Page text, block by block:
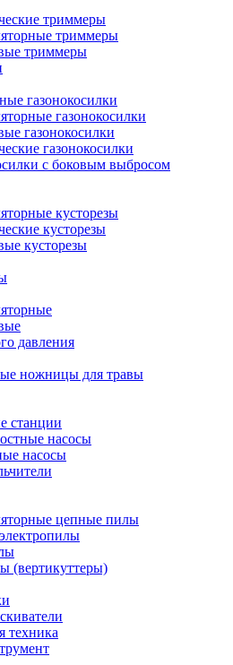
триммеры
триммеры
триммеры
газонокосилки
газонокосилки
газонокосилки
газонокосилки
с боковым выбросом
кусторезы
кусторезы
кусторезы
давления
ножницы для травы
станции
насосы
насосы
цепные пилы
(вертикуттеры)
техника